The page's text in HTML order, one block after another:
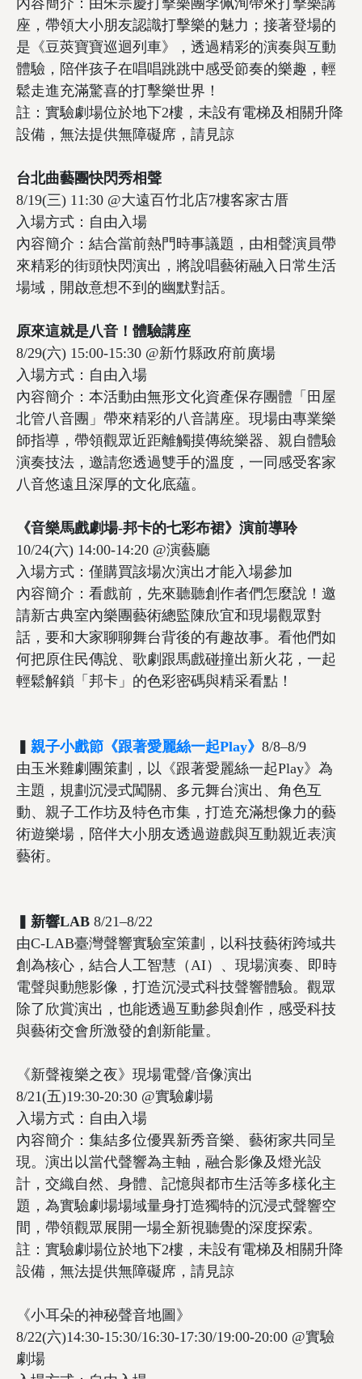
內容簡介：由朱宗慶打擊樂團李佩洵帶來打擊樂講
座，帶領大小朋友認識打擊樂的魅力；接著登場的
是《豆莢寶寶巡迴列車》，透過精彩的演奏與互動
體驗，陪伴孩子在唱唱跳跳中感受節奏的樂趣，輕
鬆走進充滿驚喜的打擊樂世界！
註：實驗劇場位於地下2樓，未設有電梯及相關升降
設備，無法提供無障礙席，請見諒
台北曲藝團快閃秀相聲
8/19(三) 11:30 @大遠百竹北店7樓客家古厝
入場方式：自由入場
內容簡介：結合當前熱門時事議題，由相聲演員帶
來精彩的街頭快閃演出，將說唱藝術融入日常生活
場域，開啟意想不到的幽默對話。
原來這就是八音！體驗講座
8/29(六) 15:00-15:30 @新竹縣政府前廣場
入場方式：自由入場
內容簡介：本活動由無形文化資產保存團體「田屋
北管八音團」帶來精彩的八音講座。現場由專業樂
師指導，帶領觀眾近距離觸摸傳統樂器、親自體驗
演奏技法，邀請您透過雙手的溫度，一同感受客家
八音悠遠且深厚的文化底蘊。
《音樂馬戲劇場-邦卡的七彩布裙》演前導聆
10/24(六) 14:00-14:20 @演藝廳
入場方式：僅購買該場次演出才能入場參加
內容簡介：看戲前，先來聽聽創作者們怎麼說！邀
請新古典室內樂團藝術總監陳欣宜和現場觀眾對
話，要和大家聊聊舞台背後的有趣故事。看他們如
何把原住民傳說、歌劇跟馬戲碰撞出新火花，一起
輕鬆解鎖「邦卡」的色彩密碼與精采看點！
親子小戲節《跟著愛麗絲一起Play》 8/8–8/9
由玉米雞劇團策劃，以《跟著愛麗絲一起Play》為
主題，規劃沉浸式闖關、多元舞台演出、角色互
動、親子工作坊及特色市集，打造充滿想像力的藝
術遊樂場，陪伴大小朋友透過遊戲與互動親近表演
藝術。
新響LAB 8/21–8/22
由C-LAB臺灣聲響實驗室策劃，以科技藝術跨域共
創為核心，結合人工智慧（AI）、現場演奏、即時
電聲與動態影像，打造沉浸式科技聲響體驗。觀眾
除了欣賞演出，也能透過互動參與創作，感受科技
與藝術交會所激發的創新能量。
《新聲複樂之夜》現場電聲/音像演出
8/21(五)19:30-20:30 @實驗劇場
入場方式：自由入場
內容簡介：集結多位優異新秀音樂、藝術家共同呈
現。演出以當代聲響為主軸，融合影像及燈光設
計，交織自然、身體、記憶與都市生活等多樣化主
題，為實驗劇場場域量身打造獨特的沉浸式聲響空
間，帶領觀眾展開一場全新視聽覺的深度探索。
註：實驗劇場位於地下2樓，未設有電梯及相關升降
設備，無法提供無障礙席，請見諒
《小耳朵的神秘聲音地圖》
8/22(六)14:30-15:30/16:30-17:30/19:00-20:00 @實驗
劇場